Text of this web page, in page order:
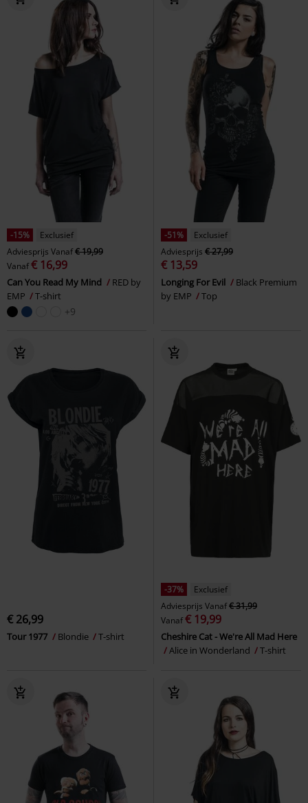
-15%
Exclusief
Adviesprijs Vanaf€ 19,99
Vanaf€ 16,99
Can You Read My Mind
RED by
EMP
T-shirt
+9
-51%
Exclusief
Adviesprijs € 27,99
€ 13,59
Longing For Evil
Black Premium
by EMP
Top
€ 26,99
Tour 1977 Blondie T-shirt
-37%
Exclusief
Adviesprijs Vanaf€ 31,99
Vanaf€ 19,99
Cheshire Cat - We're All Mad Here
Alice in Wonderland
T-shirt